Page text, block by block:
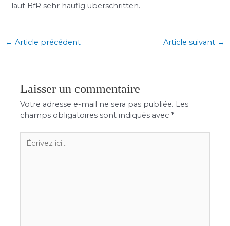
laut BfR sehr häufig überschritten.
← Article précédent Article suivant →
Laisser un commentaire
Votre adresse e-mail ne sera pas publiée. Les
champs obligatoires sont indiqués avec *
Écrivez
ici…